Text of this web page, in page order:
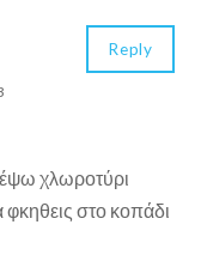
χλωροτύρι
φκηθεις στο κοπάδι
Reply